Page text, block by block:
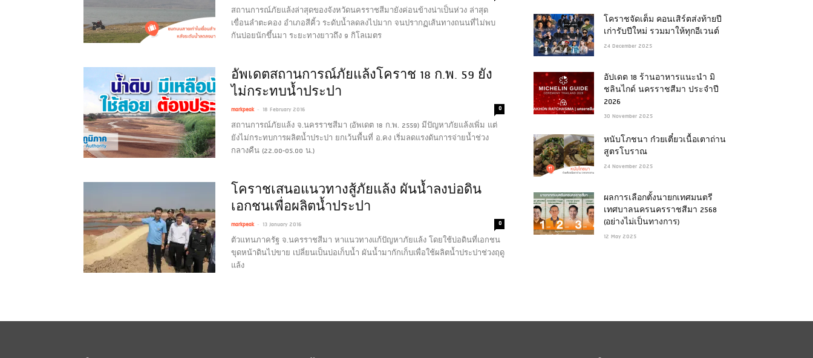
สถานการณ์ภัยแล้งล่าสุดของจังหวัดนครราชสีมายังค่อนข้างน่าเป็นห่วง ล่าสุด
เขื่อนลำตะคอง อำเภอสีคิ้ว ระดับน้ำลดลงไปมาก จนปรากฏเส้นทางถนนที่ไม่พบ
กันบ่อยนักขึ้นมา ระยะทางยาวถึง 9 กิโลเมตร
อัพเดตสถานการณ์ภัยแล้งโคราช 18 ก.พ. 59 ยัง
ไม่กระทบน้ำประปา
markpeak - 18 February 2016 0
สถานการณ์ภัยแล้ง จ.นครราชสีมา (อัพเดต 18 ก.พ. 2559) มีปัญหาภัยแล้งเพิ่ม แต่
ยังไม่กระทบการผลิตน้ำประปา ยกเว้นพื้นที่ อ.คง เริ่มลดแรงดันการจ่ายน้ำช่วง
กลางคืน (22.00-05.00 น.)
โคราชเสนอแนวทางสู้ภัยแล้ง ผันน้ำลงบ่อดิน
เอกชนเพื่อผลิตน้ำประปา
markpeak - 13 January 2016 0
ตัวแทนภาครัฐ จ.นครราชสีมา หาแนวทางแก้ปัญหาภัยแล้ง โดยใช้บ่อดินที่เอกชน
ขุดหน้าดินไปขาย เปลี่ยนเป็นบ่อเก็บน้ำ ผันน้ำมากักเก็บเพื่อใช้ผลิตน้ำประปาช่วงฤดู
แล้ง
โคราชจัดเต็ม คอนเสิร์ตส่งท้ายปี
เก่ารับปีใหม่ รวมมาให้ทุกอีเวนต์
24 December 2025
อัปเดต 18 ร้านอาหารแนะนำ มิ
ชลินไกด์ นครราชสีมา ประจำปี
2026
30 November 2025
หนับโภชนา ก๋วยเตี๋ยวเนื้อเตาถ่าน
สูตรโบราณ
24 November 2025
ผลการเลือกตั้งนายกเทศมนตรี
เทศบาลนครนครราชสีมา 2568
(อย่างไม่เป็นทางการ)
12 May 2025